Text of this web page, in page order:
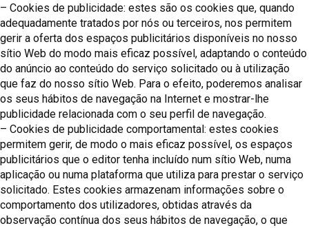
– Cookies de publicidade: estes são os cookies que, quando
adequadamente tratados por nós ou terceiros, nos permitem
gerir a oferta dos espaços publicitários disponíveis no nosso
sítio Web do modo mais eficaz possível, adaptando o conteúdo
do anúncio ao conteúdo do serviço solicitado ou à utilização
que faz do nosso sítio Web. Para o efeito, poderemos analisar
os seus hábitos de navegação na Internet e mostrar-lhe
publicidade relacionada com o seu perfil de navegação.
– Cookies de publicidade comportamental: estes cookies
permitem gerir, de modo o mais eficaz possível, os espaços
publicitários que o editor tenha incluído num sítio Web, numa
aplicação ou numa plataforma que utiliza para prestar o serviço
solicitado. Estes cookies armazenam informações sobre o
comportamento dos utilizadores, obtidas através da
observação contínua dos seus hábitos de navegação, o que